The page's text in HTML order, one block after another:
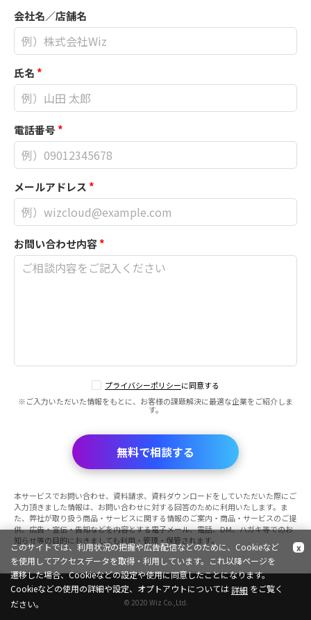
会社名／店舗名
氏名*
電話番号*
メールアドレス*
お問い合わせ内容*
プライバシーポリシーに同意する
※ご入力いただいた情報をもとに、お客様の課題解決に最適な企業をご紹介しま
す。
無料で相談する
本サービスでお問い合わせ、資料請求、資料ダウンロードをしていただいた際にご
入力頂きました情報は、お問い合わせに対する回答のために利用いたします。ま
た、弊社が取り扱う商品・サービスに関する情報のご案内・商品・サービスのご提
供、広告・宣伝・告知などを内容とする電子メール、電話、DM、ハガキ等でのお
知らせ等の目的におきましても利用・管理・保管されます。
© 2020 Wiz Co.,Ltd.
このサイトでは、利用状況の把握や広告配信などのために、Cookieなど
を使用してアクセスデータを取得・利用しています。これ以降ページを
遷移した場合、Cookieなどの設定や使用に同意したことになります。
Cookieなどの使用の詳細や設定、オプトアウトについては詳細
x
をご覧く
ださい。